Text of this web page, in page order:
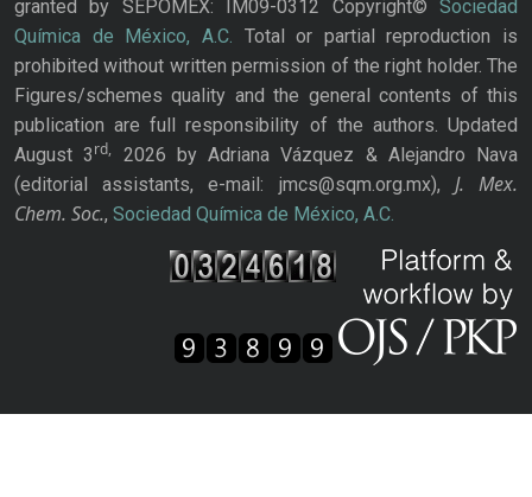
granted by SEPOMEX: IM09-0312 Copyright© Sociedad
Química de México, A.C. Total or partial reproduction is
prohibited without written permission of the right holder. The
Figures/schemes quality and the general contents of this
publication are full responsibility of the authors. Updated
August 3rd,
2026 by Adriana Vázquez & Alejandro Nava
(editorial assistants, e-mail: jmcs@sqm.org.mx), J. Mex.
Chem. Soc., Sociedad Química de México, A.C.